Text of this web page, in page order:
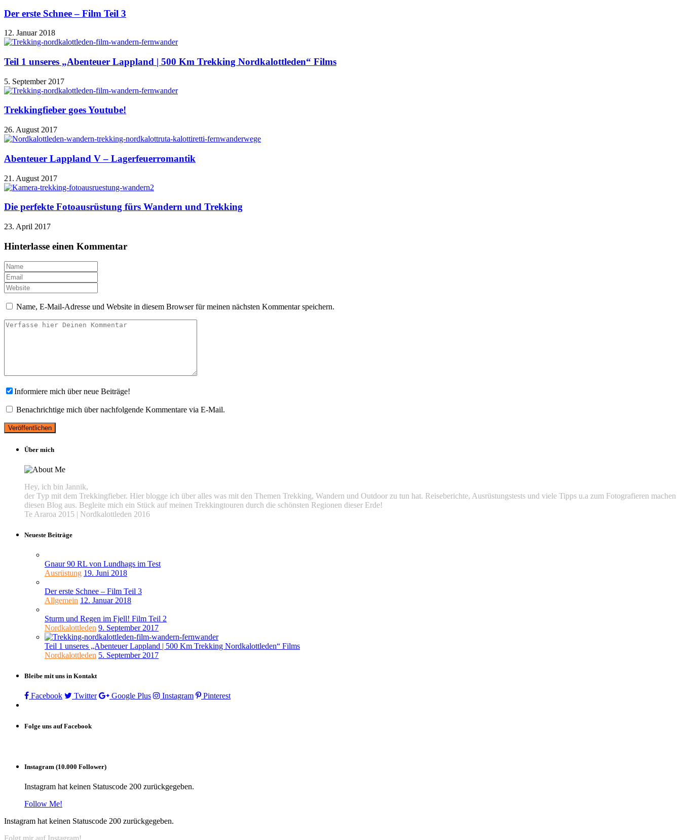
Der erste Schnee – Film Teil 3
12. Januar 2018
Teil 1 unseres „Abenteuer Lappland | 500 Km Trekking Nordkalottleden“ Films
5. September 2017
Trekkingfieber goes Youtube!
26. August 2017
Abenteuer Lappland V – Lagerfeuerromantik
21. August 2017
Die perfekte Fotoausrüstung fürs Wandern und Trekking
23. April 2017
Hinterlasse einen Kommentar
Name, E-Mail-Adresse und Website in diesem Browser für meinen nächsten Kommentar speichern.
Informiere mich über neue Beiträge!
Benachrichtige mich über nachfolgende Kommentare via E-Mail.
Über mich
Hey, ich bin Jannik,
der Typ mit dem Trekkingfieber. Hier blogge ich über alles was mit den Themen Trekking, Wandern und Outdoor zu tun hat. Reiseberichte, Ausrüstungstests und viele Tipps u.a zum Fotografieren machen
diesen Blog aus. Begleite mich ein Stück auf meinen Trekkingtouren durch die schönsten Regionen dieser Erde!
Te Araroa 2015 | Nordkalottleden 2016
Neueste Beiträge
Gnaur 90 RL von Lundhags im Test
Ausrüstung 19. Juni 2018
Der erste Schnee – Film Teil 3
Allgemein 12. Januar 2018
Sturm und Regen im Fjell! Film Teil 2
Nordkalottleden 9. September 2017
Teil 1 unseres „Abenteuer Lappland | 500 Km Trekking Nordkalottleden“ Films
Nordkalottleden 5. September 2017
Bleibe mit uns in Kontakt
Facebook Twitter Google Plus Instagram Pinterest
Folge uns auf Facebook
Instagram (10.000 Follower)
Instagram hat keinen Statuscode 200 zurückgegeben.
Follow Me!
Instagram hat keinen Statuscode 200 zurückgegeben.